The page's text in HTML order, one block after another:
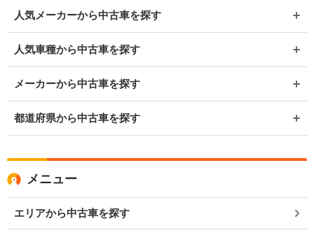
人気メーカーから中古車を探す
人気車種から中古車を探す
メーカーから中古車を探す
都道府県から中古車を探す
メニュー
エリアから中古車を探す